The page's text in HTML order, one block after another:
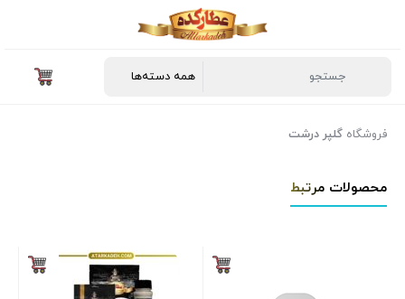
فروشگاه گلپر درشت
محصولات مرتبط
🍗ادویه مرغ و جوجه🌿